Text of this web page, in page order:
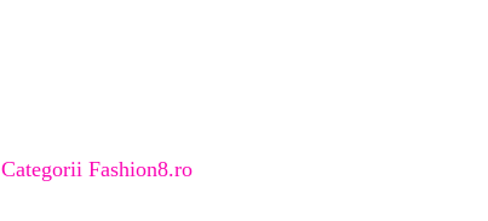
Categorii Fashion8.ro